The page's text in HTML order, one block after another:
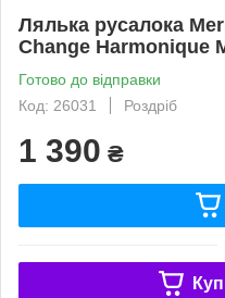
Лялька русалока
Change Harmonique
Готово до відправки
Код: 26031
Роздріб
1 390 ₴